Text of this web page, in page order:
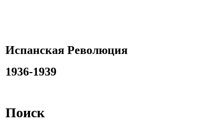
Испанская Революция
1936-1939
Поиск